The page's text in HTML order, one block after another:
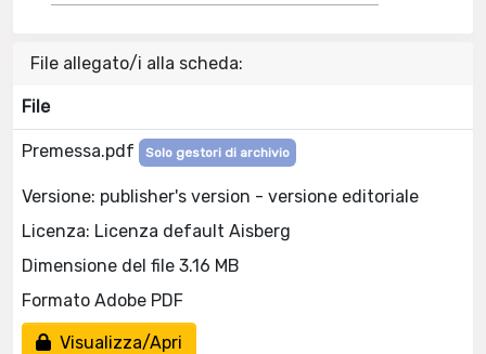
File allegato/i alla scheda:
File
Premessa.pdf Solo gestori di archivio
Versione: publisher's version - versione editoriale
Licenza: Licenza default Aisberg
Dimensione del file 3.16 MB
Formato Adobe PDF
Visualizza/Apri